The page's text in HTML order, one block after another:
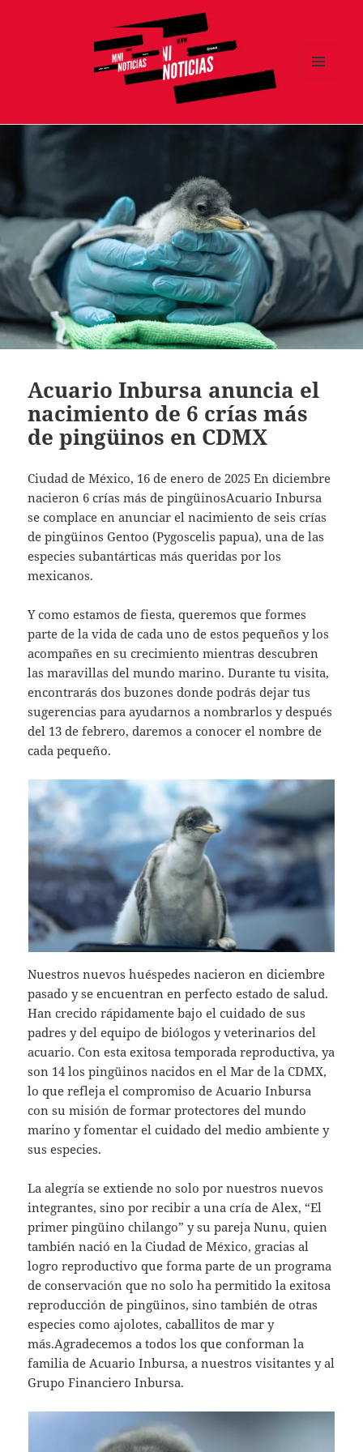
Acuario Inbursa anuncia el
nacimiento de 6 crías más
de pingüinos en CDMX
Ciudad de México, 16 de enero de 2025 En diciembre
nacieron 6 crías más de pingüinosAcuario Inbursa
se complace en anunciar el nacimiento de seis crías
de pingüinos Gentoo (Pygoscelis papua), una de las
especies subantárticas más queridas por los
mexicanos.
Y como estamos de fiesta, queremos que formes
parte de la vida de cada uno de estos pequeños y los
acompañes en su crecimiento mientras descubren
las maravillas del mundo marino. Durante tu visita,
encontrarás dos buzones donde podrás dejar tus
sugerencias para ayudarnos a nombrarlos y después
del 13 de febrero, daremos a conocer el nombre de
cada pequeño.
Nuestros nuevos huéspedes nacieron en diciembre
pasado y se encuentran en perfecto estado de salud.
Han crecido rápidamente bajo el cuidado de sus
padres y del equipo de biólogos y veterinarios del
acuario. Con esta exitosa temporada reproductiva, ya
son 14 los pingüinos nacidos en el Mar de la CDMX,
lo que refleja el compromiso de Acuario Inbursa
con su misión de formar protectores del mundo
marino y fomentar el cuidado del medio ambiente y
sus especies.
La alegría se extiende no solo por nuestros nuevos
integrantes, sino por recibir a una cría de Alex, “El
primer pingüino chilango” y su pareja Nunu, quien
también nació en la Ciudad de México, gracias al
logro reproductivo que forma parte de un programa
de conservación que no solo ha permitido la exitosa
reproducción de pingüinos, sino también de otras
especies como ajolotes, caballitos de mar y
más.Agradecemos a todos los que conforman la
familia de Acuario Inbursa, a nuestros visitantes y al
Grupo Financiero Inbursa.